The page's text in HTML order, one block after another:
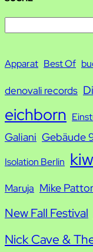
c
Apparat Best Of
denovali records
eichborn
Galiani Gebäude
Isolation Berlin
Maruja Mike
New Fall Festival
Nick Cave &